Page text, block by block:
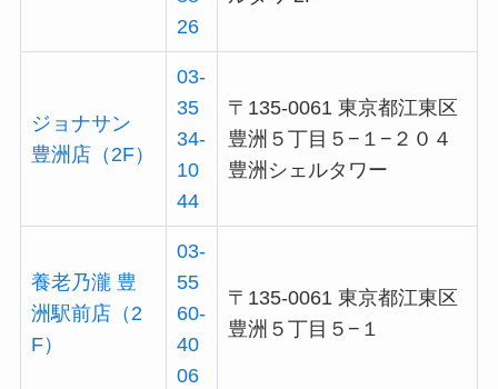
26
ジョナサン
豊洲店（2F）
03-
35
34-
10
44
〒135-0061 東京都江東区
豊洲５丁目５−１−２０４
豊洲シェルタワー
養老乃瀧 豊
洲駅前店（2
F）
03-
55
60-
40
06
〒135-0061 東京都江東区
豊洲５丁目５−１